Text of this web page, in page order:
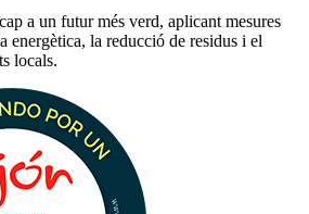
a un futur més verd, aplicant mesures
energètica, la reducció de residus i el
locals.